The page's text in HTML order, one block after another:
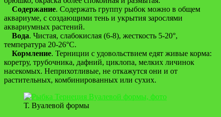
Содержание. Содержать группу рыбок можно в общем
аквариуме, с создающими тень и укрытия зарослями
аквариумных растений.
Вода. Чистая, слабокислая (6-8), жесткость 5-20°,
температура 20-26°С.
Кормление. Терниции с удовольствием едят живые корма:
коретру, трубочника, дафний, циклопа, мелких личинок
насекомых. Неприхотливые, не откажутся они и от
растительных, комбинированных или сухих.
Т. Вуалевой формы